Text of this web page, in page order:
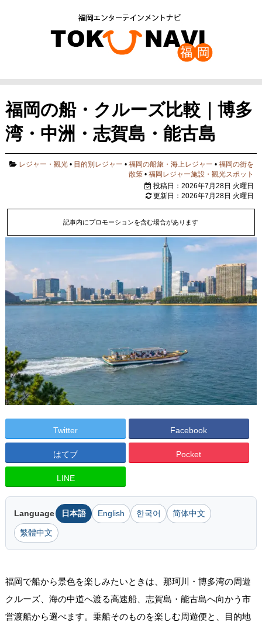
福岡の船・クルーズ比較｜博多
湾・中洲・志賀島・能古島
レジャー・観光 • 目的別レジャー •福岡の船旅・海上レジャー •福岡の街を
散策 •福岡レジャー施設・観光スポット
投稿日：2026年7月28日 火曜日
更新日：2026年7月28日 火曜日
記事内にプロモーションを含む場合があります
Twitter Facebook
はてブ Pocket
LINE
Language 日本語 English 한국어 简体中文
繁體中文
福岡で船から景色を楽しみたいときは、那珂川・博多湾の周遊
クルーズ、海の中道へ渡る高速船、志賀島・能古島へ向かう市
営渡船から選べます。乗船そのものを楽しむ周遊便と、目的地